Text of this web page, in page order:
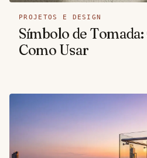
PROJETOS E DESIGN
Símbolo de Tomada:
Como Usar